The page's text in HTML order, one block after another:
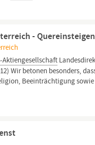
-
Aktiengesellschaft
Wir betonen besonders,
Beeinträchtigung sowie